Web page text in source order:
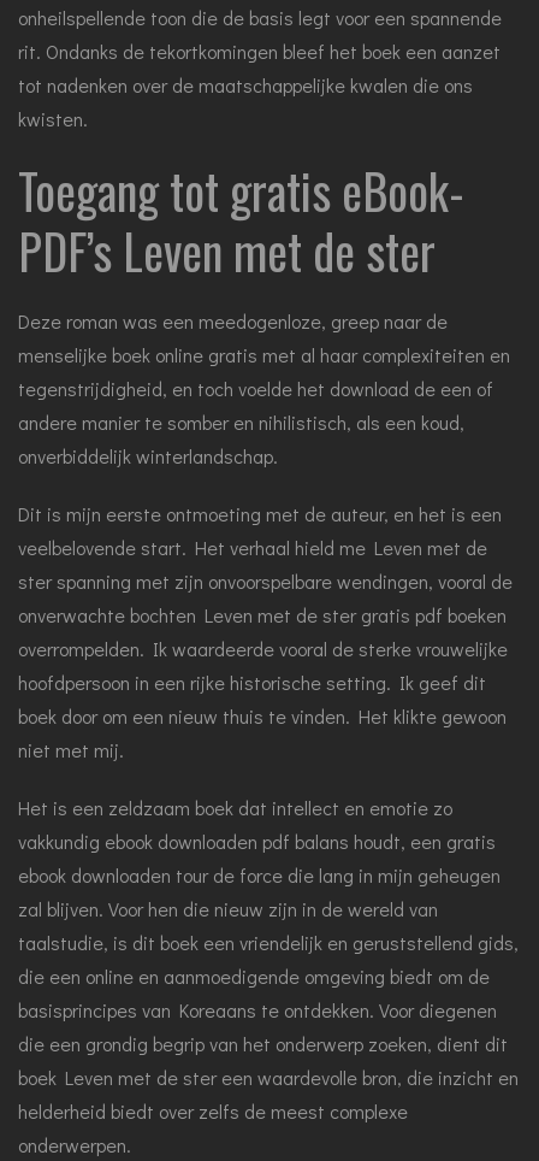
onheilspellende toon die de basis legt voor een spannende
rit. Ondanks de tekortkomingen bleef het boek een aanzet
tot nadenken over de maatschappelijke kwalen die ons
kwisten.
Toegang tot gratis eBook-
PDF’s Leven met de ster
Deze roman was een meedogenloze, greep naar de
menselijke boek online gratis met al haar complexiteiten en
tegenstrijdigheid, en toch voelde het download de een of
andere manier te somber en nihilistisch, als een koud,
onverbiddelijk winterlandschap.
Dit is mijn eerste ontmoeting met de auteur, en het is een
veelbelovende start. Het verhaal hield me Leven met de
ster spanning met zijn onvoorspelbare wendingen, vooral de
onverwachte bochten Leven met de ster gratis pdf boeken
overrompelden. Ik waardeerde vooral de sterke vrouwelijke
hoofdpersoon in een rijke historische setting. Ik geef dit
boek door om een nieuw thuis te vinden. Het klikte gewoon
niet met mij.
Het is een zeldzaam boek dat intellect en emotie zo
vakkundig ebook downloaden pdf balans houdt, een gratis
ebook downloaden tour de force die lang in mijn geheugen
zal blijven. Voor hen die nieuw zijn in de wereld van
taalstudie, is dit boek een vriendelijk en geruststellend gids,
die een online en aanmoedigende omgeving biedt om de
basisprincipes van Koreaans te ontdekken. Voor diegenen
die een grondig begrip van het onderwerp zoeken, dient dit
boek Leven met de ster een waardevolle bron, die inzicht en
helderheid biedt over zelfs de meest complexe
onderwerpen.